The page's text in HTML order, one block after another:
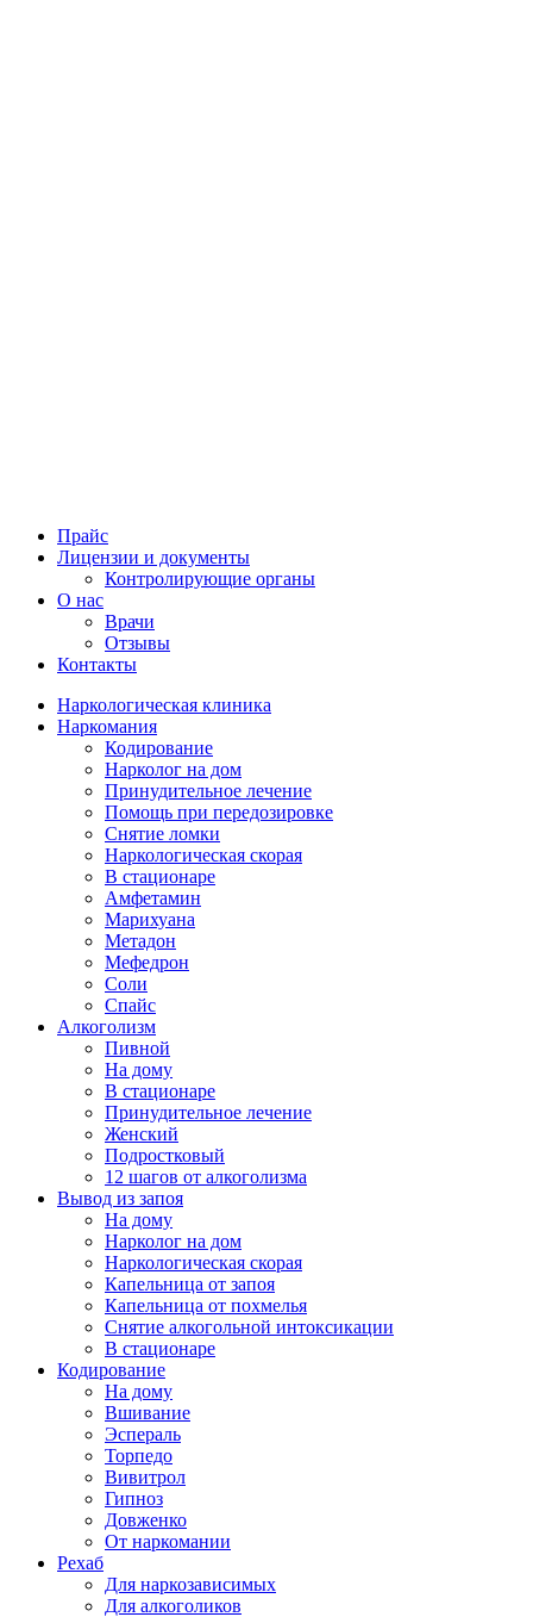
Прайс
Лицензии и документы
Контролирующие органы
О нас
Врачи
Отзывы
Контакты
Наркологическая клиника
Наркомания
Кодирование
Нарколог на дом
Принудительное лечение
Помощь при передозировке
Снятие ломки
Наркологическая скорая
В стационаре
Амфетамин
Марихуана
Метадон
Мефедрон
Соли
Спайс
Алкоголизм
Пивной
На дому
В стационаре
Принудительное лечение
Женский
Подростковый
12 шагов от алкоголизма
Вывод из запоя
На дому
Нарколог на дом
Наркологическая скорая
Капельница от запоя
Капельница от похмелья
Снятие алкогольной интоксикации
В стационаре
Кодирование
На дому
Вшивание
Эспераль
Торпедо
Вивитрол
Гипноз
Довженко
От наркомании
Рехаб
Для наркозависимых
Для алкоголиков